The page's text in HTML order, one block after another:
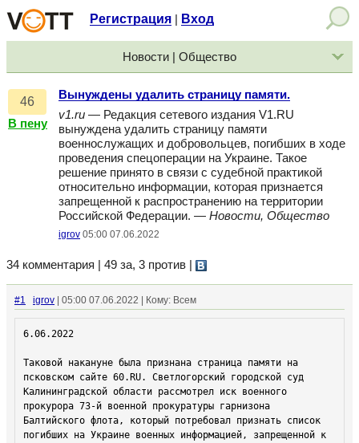
Регистрация Вход
Новости | Общество
46
В пену
Вынуждены удалить страницу памяти.
v1.ru — Редакция сетевого издания V1.RU
вынуждена удалить страницу памяти
военнослужащих и добровольцев, погибших в ходе
проведения спецоперации на Украине. Такое
решение принято в связи с судебной практикой
относительно информации, которая признается
запрещенной к распространению на территории
Российской Федерации. — Новости, Общество
igrov 05:00 07.06.2022
34 комментария | 49 за, 3 против
#1 igrov | 05:00 07.06.2022 | Кому: Всем
6.06.2022
Таковой накануне была признана страница памяти на
псковском сайте 60.RU. Светлогорский городской суд
Калининградской области рассмотрел иск военного
прокурора 73-й военной прокуратуры гарнизона
Балтийского флота, который потребовал признать список
погибших на Украине военных информацией, запрещенной к